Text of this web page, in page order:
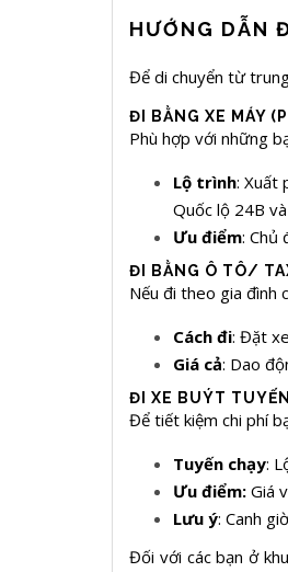
HƯỚNG DẪN
Để di chuyển từ
ĐI BẰNG XE MÁY
Phù hợp với những
Lộ trình: Xuất
Quốc lộ 24B
Ưu điểm: Chủ
ĐI BẰNG Ô TÔ/
Nếu đi theo gia đình
Cách đi: Đặt
Giá cả: Dao
ĐI XE BUÝT
Để tiết kiệm chi phí
Tuyến chạy:
Ưu điểm: Giá
Lưu ý: Canh
Đối với các bạn ở